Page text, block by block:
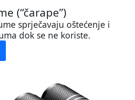
(“čarape”)
sprječavaju oštećenje i
dok se ne koriste.